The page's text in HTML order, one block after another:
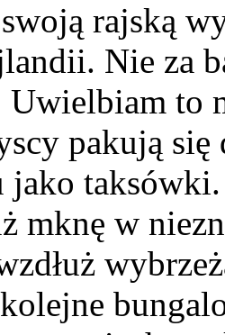
rajską
Nie za
Uwielbiam to
pakują
jako
mknę w